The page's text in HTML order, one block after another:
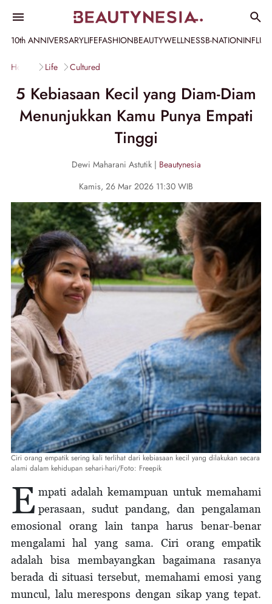
10th ANNIVERSARYLIFEFASHIONBEAUTYWELLNESSB-NATION
Home Life Cultured
5 Kebiasaan Kecil yang Diam-Diam
Menunjukkan Kamu Punya Empati
Tinggi
Dewi Maharani Astutik | Beautynesia
Kamis, 26 Mar 2026 11:30 WIB
Ciri orang empatik sering kali terlihat dari kebiasaan kecil yang dilakukan secara
alami dalam kehidupan sehari-hari/Foto: Freepik
E mpati adalah kemampuan untuk memahami
perasaan, sudut pandang, dan pengalaman
emosional orang lain tanpa harus benar-benar
mengalami hal yang sama. Ciri orang empatik
adalah bisa membayangkan bagaimana rasanya
berada di situasi tersebut, memahami emosi yang
muncul, lalu merespons dengan sikap yang tepat.